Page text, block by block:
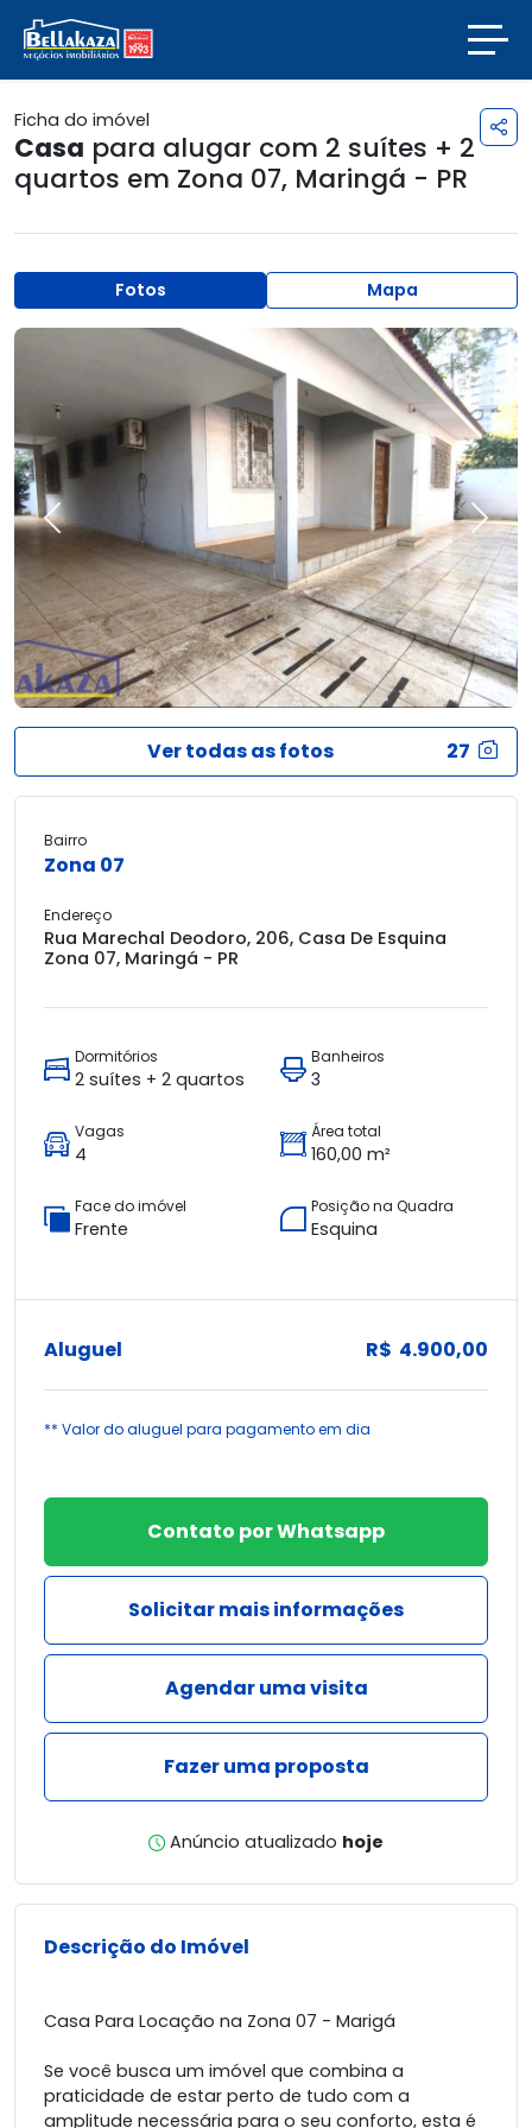
Ficha do imóvel
Casa para alugar com 2 suítes + 2
quartos em Zona 07, Maringá - PR
Fotos Mapa
Previous Next
Ver todas as fotos 27
Bairro
Zona 07
Endereço
Rua Marechal Deodoro, 206, Casa De Esquina
Zona 07, Maringá - PR
Dormitórios
2 suítes + 2 quartos
Banheiros
3
Vagas
4
Área total
160,00 m²
Face do imóvel
Frente
Posição na Quadra
Esquina
Aluguel R$ 4.900,00
** Valor do aluguel para pagamento em dia
Contato por Whatsapp
Solicitar mais informações
Agendar uma visita
Fazer uma proposta
Anúncio atualizado hoje
Descrição do Imóvel
Casa Para Locação na Zona 07 - Marigá
Se você busca um imóvel que combina a
praticidade de estar perto de tudo com a
amplitude necessária para o seu conforto, esta é